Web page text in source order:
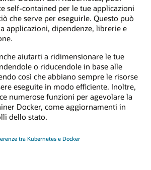
self-contained per le tue applicazioni
che serve per eseguirle. Questo può
applicazioni, dipendenze, librerie e
aiutarti a ridimensionare le tue
o riducendole in base alle
così che abbiano sempre le risorse
eseguite in modo efficiente. Inoltre,
numerose funzioni per agevolare la
Docker, come aggiornamenti in
dello stato.
tra Kubernetes e Docker